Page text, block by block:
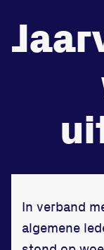
zet je
Running
In verband
algemene